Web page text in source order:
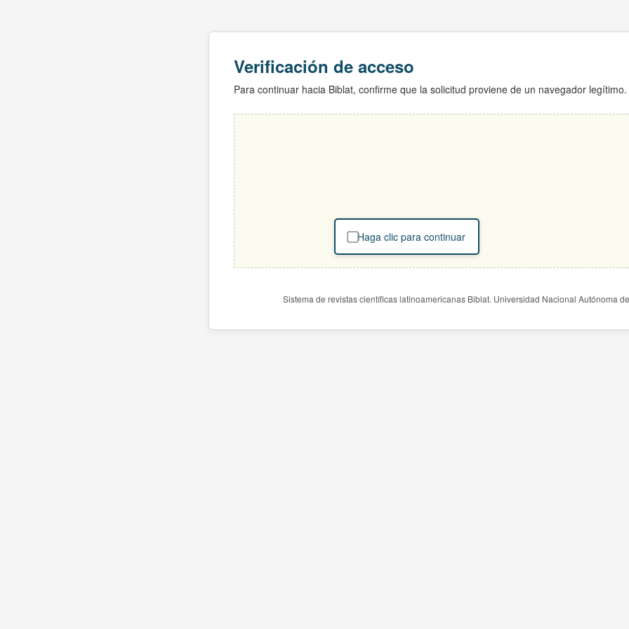
Verificación de acceso
Para continuar hacia Biblat, confirme que la solicitud proviene de un navegador legítimo.
Haga clic para continuar
Sistema de revistas científicas latinoamericanas Biblat. Universidad Nacional Autónoma